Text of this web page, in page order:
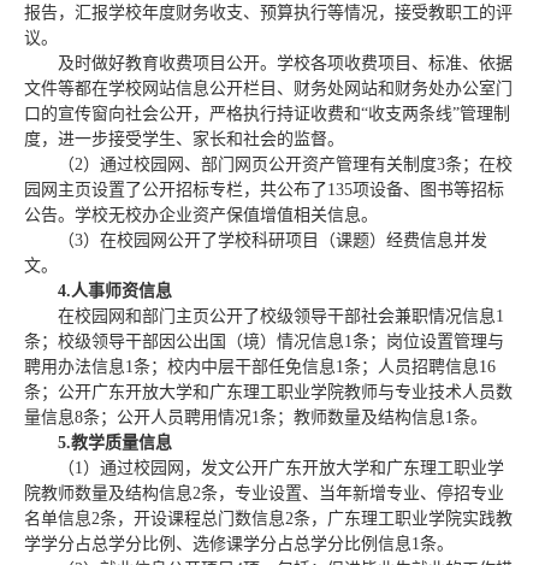
报告，汇报学校年度财务收支、预算执行等情况，接受教职工的评
议。
及时做好教育收费项目公开。学校各项收费项目、标准、依据
文件等都在学校网站信息公开栏目、财务处网站和财务处办公室门
口的宣传窗向社会公开，严格执行持证收费和“收支两条线”管理制
度，进一步接受学生、家长和社会的监督。
（2）通过校园网、部门网页公开资产管理有关制度3条；在校
园网主页设置了公开招标专栏，共公布了135项设备、图书等招标
公告。学校无校办企业资产保值增值相关信息。
（3）在校园网公开了学校科研项目（课题）经费信息并发
文。
4.人事师资信息
在校园网和部门主页公开了校级领导干部社会兼职情况信息1
条；校级领导干部因公出国（境）情况信息1条；岗位设置管理与
聘用办法信息1条；校内中层干部任免信息1条；人员招聘信息16
条；公开广东开放大学和广东理工职业学院教师与专业技术人员数
量信息8条；公开人员聘用情况1条；教师数量及结构信息1条。
5.教学质量信息
（1）通过校园网，发文公开广东开放大学和广东理工职业学
院教师数量及结构信息2条，专业设置、当年新增专业、停招专业
名单信息2条，开设课程总门数信息2条，广东理工职业学院实践教
学学分占总学分比例、选修课学分占总学分比例信息1条。